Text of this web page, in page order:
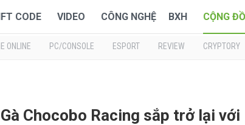
CODE VIDEO CÔNG NGHỆ BXH CỘNG
ONLINE PC/CONSOLE ESPORT REVIEW CRYPTORY
Chocobo Racing sắp trở lại với